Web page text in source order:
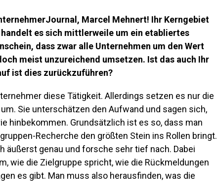
Marcel Mehnert! Ihr Kerngebiet
es sich mittlerweile um ein etabliertes
dass zwar alle Unternehmen um den Wert
meist unzureichend umsetzen. Ist das auch Ihr
ist dies zurückzuführen?
diese Tätigkeit. Allerdings setzen es nur die
Sie unterschätzen den Aufwand und sagen sich,
hinbekommen. Grundsätzlich ist es so, dass man
Recherche den größten Stein ins Rollen bringt.
äußerst genau und forsche sehr tief nach. Dabei
wie die Zielgruppe spricht, wie die Rückmeldungen
es gibt. Man muss also herausfinden, was die